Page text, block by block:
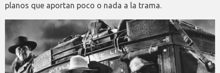
planos que aportan poco o nada a la trama.